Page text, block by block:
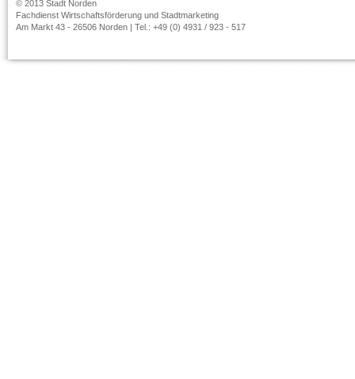
© 2013 Stadt Norden
Fachdienst Wirtschaftsförderung und Stadtmarketing
Am Markt 43 - 26506 Norden | Tel.: +49 (0) 4931 / 923 - 517